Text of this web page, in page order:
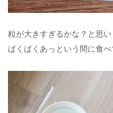
粒が大きすぎるかな？と思
ぱくぱくあっという間に食べ